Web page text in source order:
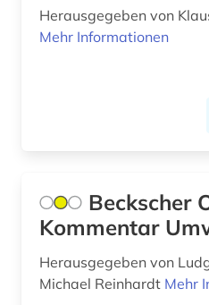
klimapolitik (1)
klimawissenschaft (1)
Herausgegeben von
Mehr Informationen
Beckscher
Kommentar
Herausgegeben von
Michael Reinhardt Mehr